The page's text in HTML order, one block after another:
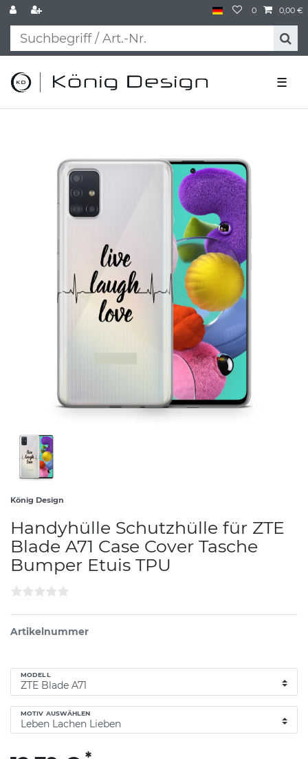
0 0,00 €
☰
König Design
Handyhülle Schutzhülle für ZTE
Blade A71 Case Cover Tasche
Bumper Etuis TPU
Artikelnummer
MODELL
MOTIV AUSWÄHLEN